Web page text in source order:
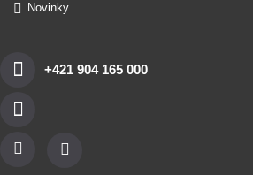
Novinky
+421 904 165 000